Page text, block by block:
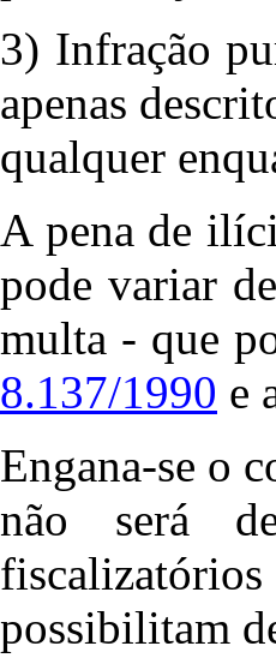
3) Infração
apenas
qualquer
A pena de
pode variar
multa - que
8.137/1990 e
Engana-se o
não será
possibilitam